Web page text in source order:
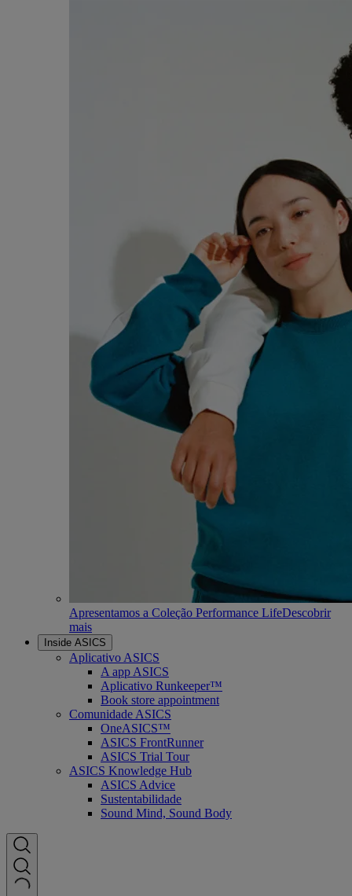
Apresentamos a Coleção Performance LifeDescobrir
mais
Inside ASICS
Aplicativo ASICS
A app ASICS
Aplicativo Runkeeper™
Book store appointment
Comunidade ASICS
OneASICS™
ASICS FrontRunner
ASICS Trial Tour
ASICS Knowledge Hub
ASICS Advice
Sustentabilidade
Sound Mind, Sound Body